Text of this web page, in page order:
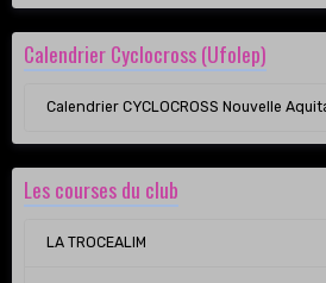
Calendrier Cyclocross (Ufolep)
Calendrier CYCLOCROSS Nouvelle
Les courses du club
LA TROCEALIM